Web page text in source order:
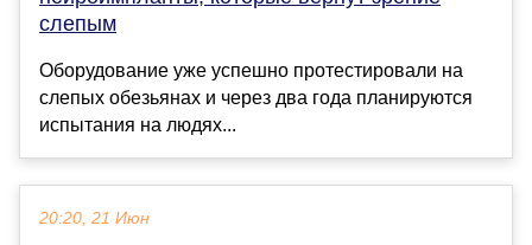
слепым
Оборудование уже успешно протестировали на
слепых обезьянах и через два года планируются
испытания на людях...
20:20, 21 Июн